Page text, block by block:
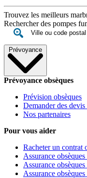
Trouvez les meilleurs
Rechercher des pompes
Prévoyance
Prévoyance obsèques
Prévision obsèques
Demander des
Nos partenaires
Pour vous aider
Racheter un contrat
Assurance
Assurance
Assurance